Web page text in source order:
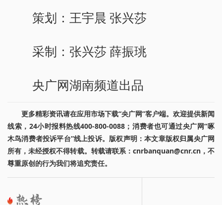
策划：王宇晨 张兴莎
采制：张兴莎 薛振珧
央广网湖南频道出品
更多精彩资讯请在应用市场下载“央广网”客户端。欢迎提供新闻
线索，24小时报料热线400-800-0088；消费者也可通过央广网“啄
木鸟消费者投诉平台”线上投诉。版权声明：本文章版权归属央广网
所有，未经授权不得转载。转载请联系：cnrbanquan@cnr.cn，不
尊重原创的行为我们将追究责任。